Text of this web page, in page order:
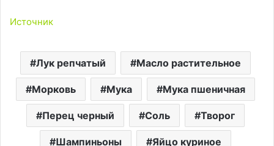
Источник
Лук репчатый Масло растительное
Морковь Мука Мука пшеничная
Перец черный Соль Творог
Шампиньоны Яйцо куриное